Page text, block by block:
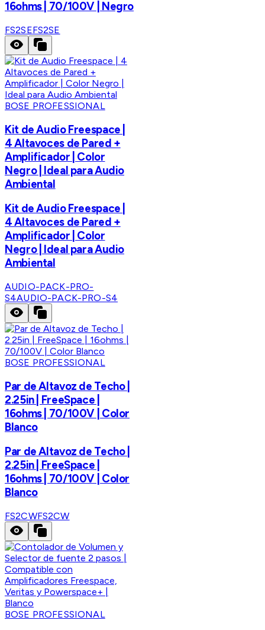
16ohms | 70/100V | Negro
FS2SEFS2SE
BOSE PROFESSIONAL
Kit de Audio Freespace |
4 Altavoces de Pared +
Amplificador | Color
Negro | Ideal para Audio
Ambiental
Kit de Audio Freespace |
4 Altavoces de Pared +
Amplificador | Color
Negro | Ideal para Audio
Ambiental
AUDIO-PACK-PRO-
S4AUDIO-PACK-PRO-S4
BOSE PROFESSIONAL
Par de Altavoz de Techo |
2.25in | FreeSpace |
16ohms | 70/100V | Color
Blanco
Par de Altavoz de Techo |
2.25in | FreeSpace |
16ohms | 70/100V | Color
Blanco
FS2CWFS2CW
BOSE PROFESSIONAL